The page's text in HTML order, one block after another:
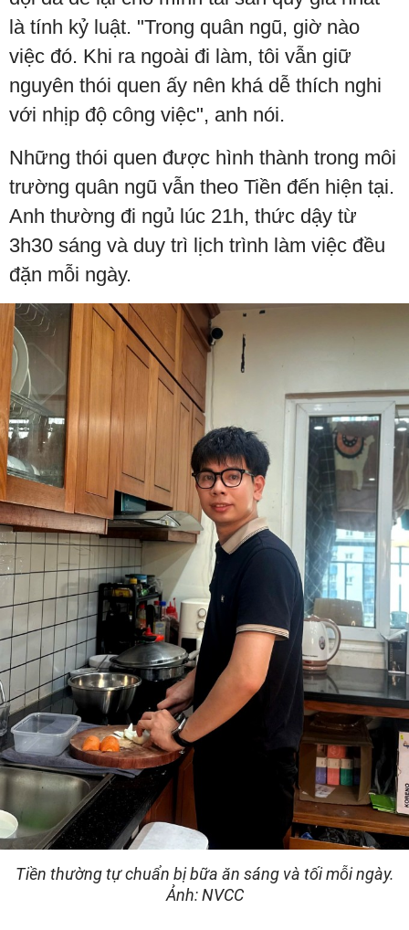
là tính kỷ luật. "Trong quân ngũ, giờ nào
việc đó. Khi ra ngoài đi làm, tôi vẫn giữ
nguyên thói quen ấy nên khá dễ thích nghi
với nhịp độ công việc", anh nói.
Những thói quen được hình thành trong môi
trường quân ngũ vẫn theo Tiền đến hiện tại.
Anh thường đi ngủ lúc 21h, thức dậy từ
3h30 sáng và duy trì lịch trình làm việc đều
đặn mỗi ngày.
Tiền thường tự chuẩn bị bữa ăn sáng và tối mỗi ngày.
Ảnh: NVCC